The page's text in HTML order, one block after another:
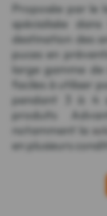
Proposée par
spécialisée
destination des
puces en
large gamme de
faciles à utiliser
pendant 3 à 4
produits
notamment la
en plusieurs